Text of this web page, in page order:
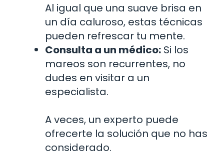
Al igual que una suave brisa en
un día caluroso, estas técnicas
pueden refrescar tu mente.
Consulta a un médico: Si los
mareos son recurrentes, no
dudes en visitar a un
especialista.
A veces, un experto puede
ofrecerte la solución que no has
considerado.